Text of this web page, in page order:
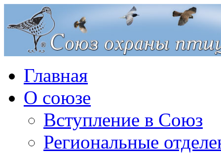
Главная
О союзе
Вступление в Союз
Региональные